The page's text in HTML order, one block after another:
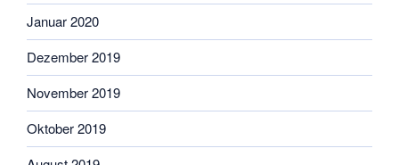
Januar 2020
Dezember 2019
November 2019
Oktober 2019